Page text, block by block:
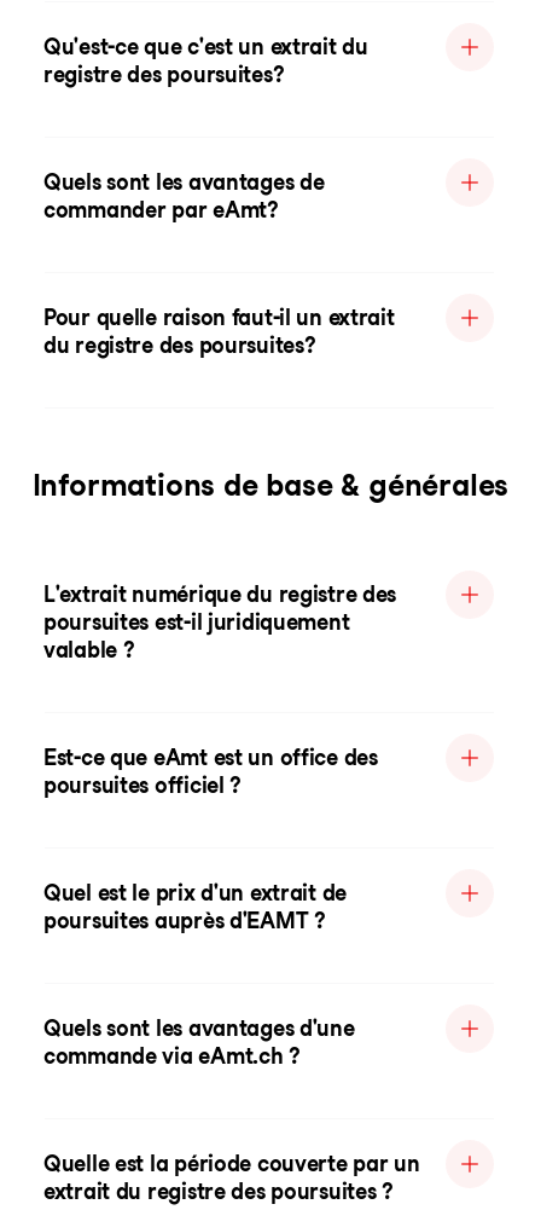
Qu'est-ce que c'est un extrait du
registre des poursuites?
Quels sont les avantages de
commander par eAmt?
Pour quelle raison faut-il un extrait
du registre des poursuites?
Informations de base & générales
L'extrait numérique du registre des
poursuites est-il juridiquement
valable ?
Est-ce que eAmt est un office des
poursuites officiel ?
Quel est le prix d'un extrait de
poursuites auprès d'EAMT ?
Quels sont les avantages d'une
commande via eAmt.ch ?
Quelle est la période couverte par un
extrait du registre des poursuites ?